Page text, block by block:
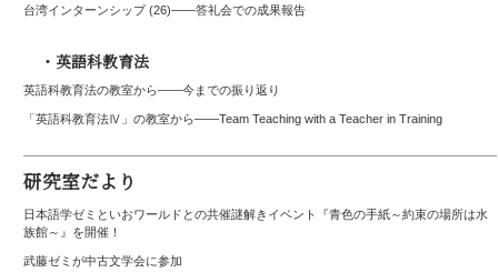
台湾インターンシップ (26)――答礼会での成果報告
・英語科教育法
英語科教育法の教室から——今までの振り返り
「英語科教育法Ⅳ」の教室から――Team Teaching with a Teacher in Training
研究室だより
日本語学ゼミといおワールドとの共催謎解きイベント『青色の手紙～約束の場所は水
族館～』を開催！
武藤ゼミが中古文学会に参加